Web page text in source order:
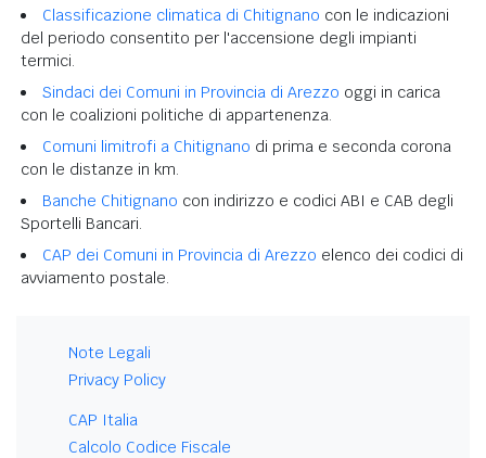
Classificazione climatica di Chitignano con le indicazioni
del periodo consentito per l'accensione degli impianti
termici.
Sindaci dei Comuni in Provincia di Arezzo oggi in carica
con le coalizioni politiche di appartenenza.
Comuni limitrofi a Chitignano di prima e seconda corona
con le distanze in km.
Banche Chitignano con indirizzo e codici ABI e CAB degli
Sportelli Bancari.
CAP dei Comuni in Provincia di Arezzo elenco dei codici di
avviamento postale.
Note Legali
Privacy Policy
CAP Italia
Calcolo Codice Fiscale